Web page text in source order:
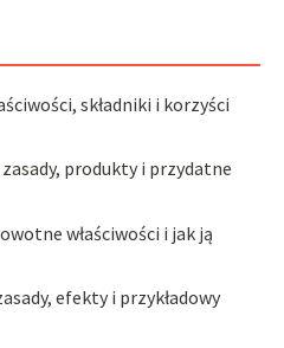
składniki i korzyści
produkty i przydatne
właściwości i jak ją
efekty i przykładowy